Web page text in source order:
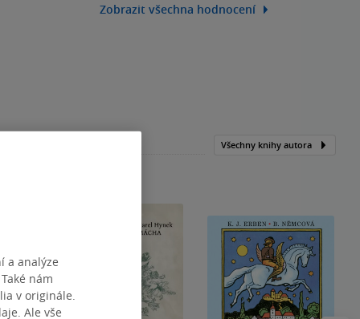
Zobrazit všechna hodnocení
Všechny knihy autora
a analýze
nám
v originále.
Ale vše